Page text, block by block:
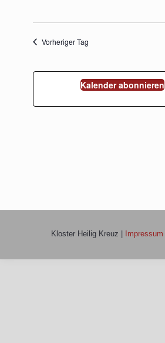
Vorheriger Tag
Kalender abonnieren
Kloster Heilig Kreuz | Impressum